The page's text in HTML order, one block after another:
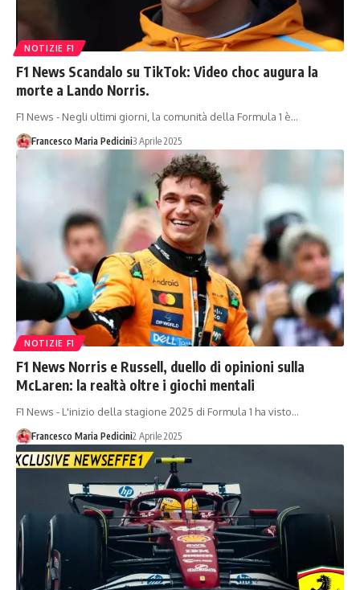
NOTIZIE F1
F1 News Scandalo su TikTok: Video choc augura la
morte a Lando Norris.
F1 News - Negli ultimi giorni, la comunità della Formula 1 è…
Francesco Maria Pedicini3 Aprile 2025
NOTIZIE F1
F1 News Norris e Russell, duello di opinioni sulla
McLaren: la realtà oltre i giochi mentali
F1 News - L'inizio della stagione 2025 di Formula 1 ha visto…
Francesco Maria Pedicini2 Aprile 2025